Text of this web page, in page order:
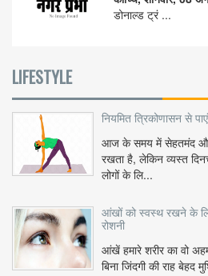
डोनाल्ड ट्रं ...
LIFESTYLE
नियमित त्रिकोणासन से
आज के समय में सेहतमंद और
रखता है, लेकिन व्यस्त
लोगों के लि...
आंखों को स्वस्थ रखने के
रोशनी
आंखें हमारे शरीर का वो
बिना जिंदगी की राह